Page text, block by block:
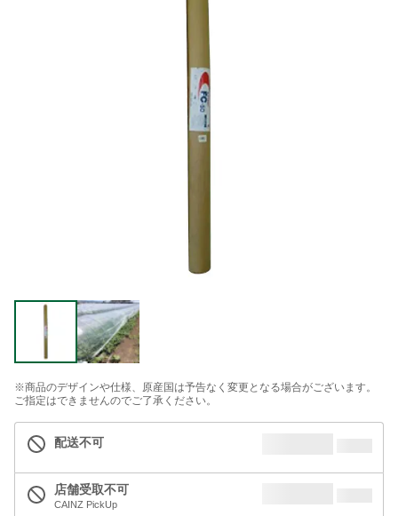
※商品のデザインや仕様、原産国は予告なく変更となる場合がございます。
ご指定はできませんのでご了承ください。
配送不可
店舗受取不可
CAINZ PickUp